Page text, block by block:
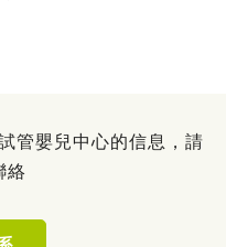
管嬰兒中心的信息，請
絡